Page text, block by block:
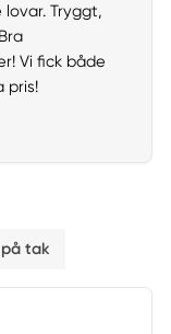
Tryggt,
Vi fick både
pris!
tak